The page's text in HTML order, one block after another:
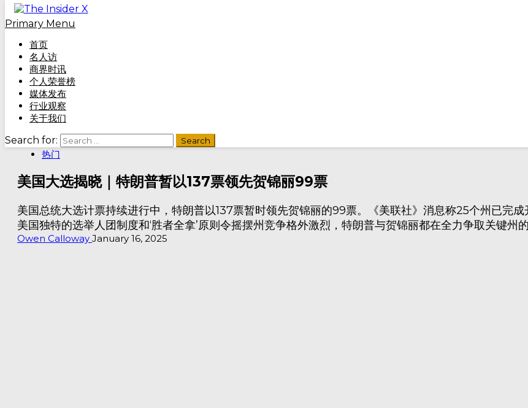
Skip to content
Primary Menu
首页
名人访
商界时讯
个人荣誉榜
媒体发布
行业观察
关于我们
Search for:
Home»美国大选揭晓｜特朗普暂以137票领先贺锦丽99票
头条
热门
美国大选揭晓｜特朗普暂以137票领先贺锦丽99票
美国总统大选计票持续进行中，特朗普以137票暂时领先贺锦丽的99票。《美联社》消息称25个州已完
美国独特的选举人团制度和‘胜者全拿’原则令摇摆州竞争格外激烈，特朗普与贺锦丽都在全力争取关键州
Owen Calloway January 16, 2025